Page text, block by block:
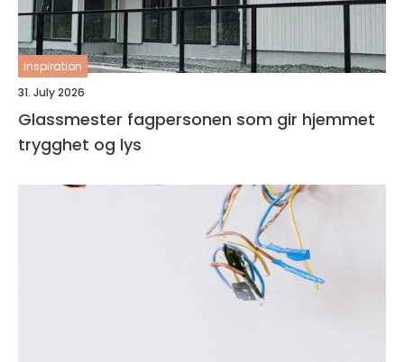
inspiration
31. July 2026
Glassmester fagpersonen som gir hjemmet
trygghet og lys